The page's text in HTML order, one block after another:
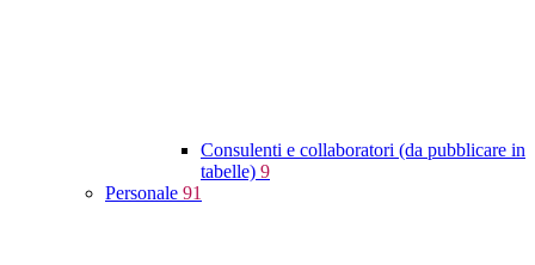
Consulenti e collaboratori (da pubblicare in
tabelle) 9
Personale 91